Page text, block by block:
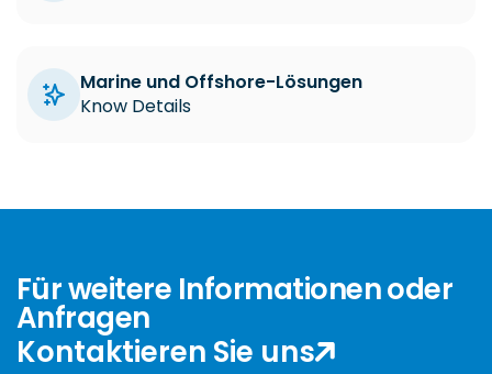
Marine und Offshore-Lösungen
Know Details
Für weitere Informationen oder
Anfragen
Kontaktieren Sie uns